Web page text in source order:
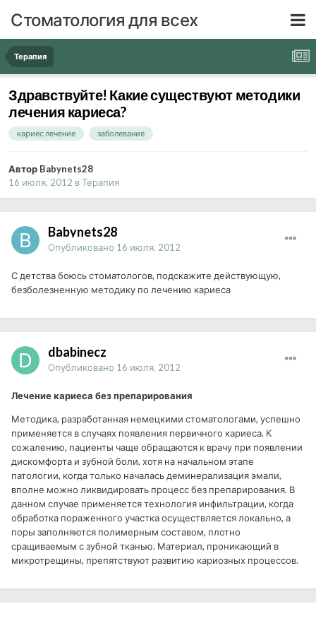
Стоматология для всех
Терапия
Здравствуйте! Какие существуют методики
лечения кариеса?
кариес лечение заболевание
Автор Babynets28
16 июля, 2012 вТерапия
Babynets28
Опубликовано 16 июля, 2012
С детства боюсь стоматологов, подскажите действующую,
безболезненную методику по лечению кариеса
dbabinecz
Опубликовано 16 июля, 2012
Лечение кариеса без препарирования
Методика, разработанная немецкими стоматологами, успешно
применяется в случаях появления первичного кариеса. К
сожалению, пациенты чаще обращаются к врачу при появлении
дискомфорта и зубной боли, хотя на начальном этапе
патологии, когда только началась деминерализация эмали,
вполне можно ликвидировать процесс без препарирования. В
данном случае применяется технология инфильтрации, когда
обработка пораженного участка осуществляется локально, а
поры заполняются полимерным составом, плотно
сращиваемым с зубной тканью. Материал, проникающий в
микротрещины, препятствуют развитию кариозных процессов.